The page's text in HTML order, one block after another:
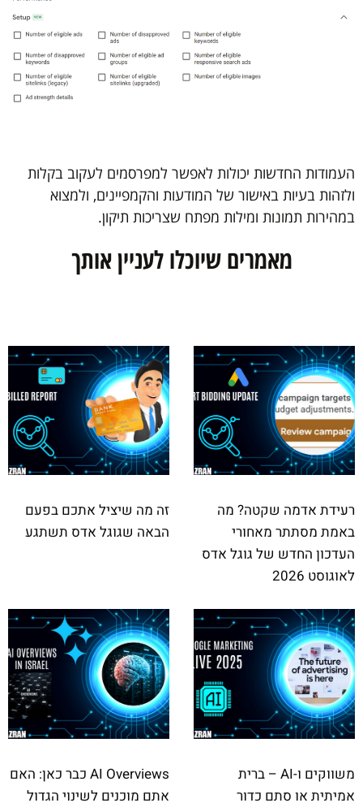
העמודות החדשות יכולות לאפשר למפרסמים לעקוב בקלות
ולזהות בעיות באישור של המודעות והקמפיינים, ולמצוא
במהירות תמונות ומילות מפתח שצריכות תיקון.
מאמרים שיוכלו לעניין אותך
רעידת אדמה שקטה? מה
באמת מסתתר מאחורי
העדכון החדש של גוגל אדס
לאוגוסט 2026
זה מה שיציל אתכם בפעם
הבאה שגוגל אדס תשתגע
משווקים ו-AI – ברית
אמיתית או סתם כדור
AI Overviews כבר כאן: האם
אתם מוכנים לשינוי הגדול